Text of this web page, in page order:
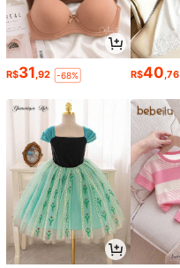
R$31,92 -68% R$40,76